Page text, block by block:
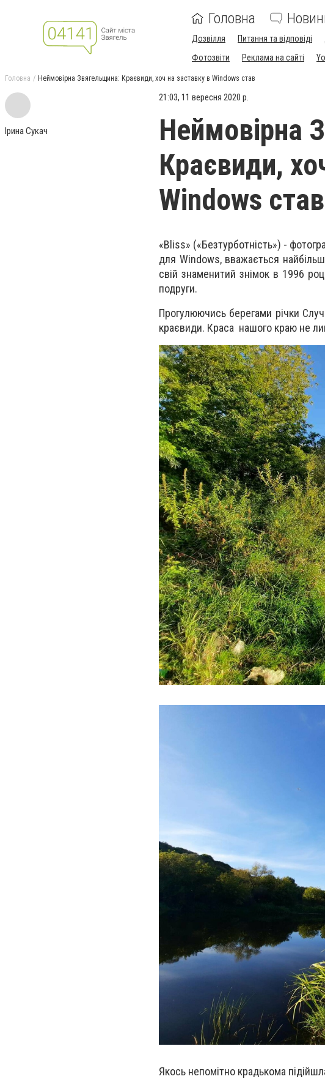
Головна
Дозвілля Питання та відповіді
Фотозвіти
Реклама на сайті
Головна Неймовірна Звягельщина: Краєвиди, хоч на заставку в Windows став
Ірина Сукач
21:03, 11 вересня 2020 р.
Неймовірна
Краєвиди,
Windows став
«Bliss» («Безтурботність») -
для Windows, вважається
свій знаменитий знімок в 1996
подруги.
Прогулюючись берегами річки
краєвиди. Краса нашого краю не
Якось непомітно крадькома